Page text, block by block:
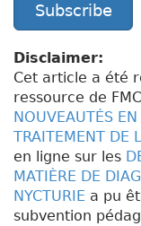
Subscribe
Disclaimer:
Cet article a été
ressource de
NOUVEAUTÉS
TRAITEMENT DE
en ligne sur les
MATIÈRE DE
NYCTURIE a pu
subvention